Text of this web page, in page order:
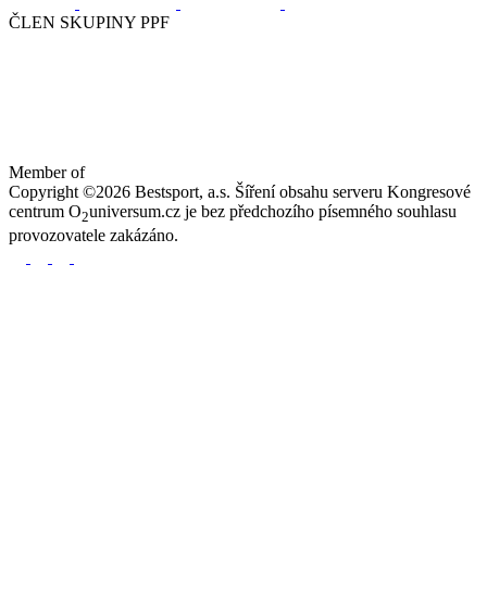
ČLEN SKUPINY PPF
Member of
Copyright ©2026 Bestsport, a.s. Šíření obsahu serveru Kongresové
centrum O2universum.cz je bez předchozího písemného souhlasu
provozovatele zakázáno.